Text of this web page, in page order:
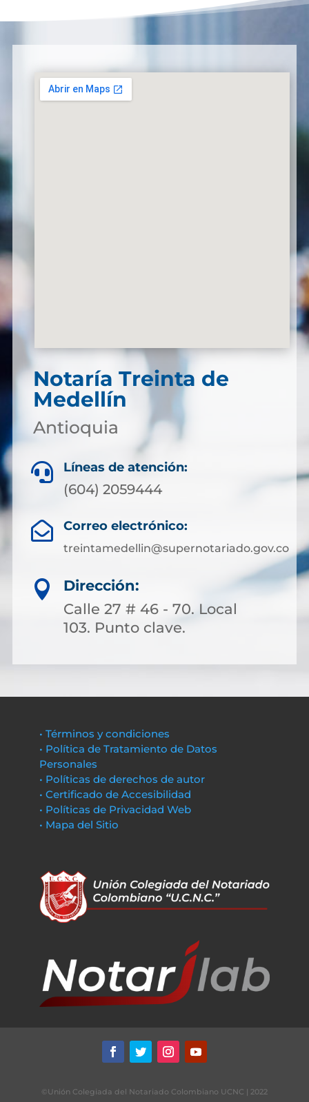
Notaría Treinta de
Medellín
Antioquia
 Líneas de atención:
(604) 2059444
 Correo electrónico:
treintamedellin@supernotariado.gov.co

Dirección:
Calle 27 # 46 - 70. Local
103. Punto clave.
• Términos y condiciones
• Política de Tratamiento de Datos
Personales
• Políticas de derechos de autor
• Certificado de Accesibilidad
• Políticas de Privacidad Web
• Mapa del Sitio
©Unión Colegiada del Notariado Colombiano UCNC | 2022